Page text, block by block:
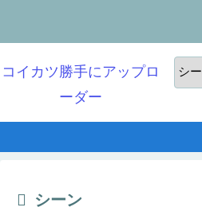
コイカツ勝手にアップロ
ーダー
シーン